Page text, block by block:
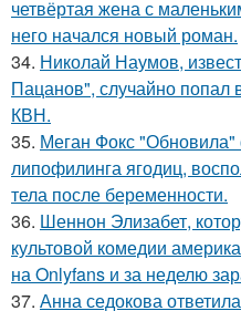
четвёртая жена с
него начался новый роман.
34. Николай Наумов,
Пацанов", случайно попал
КВН.
35. Меган Фокс
липофилинга ягодиц,
тела после беременности.
36. Шеннон Элизабет,
культовой комедии
на Onlyfans и за неделю
37. Анна седокова